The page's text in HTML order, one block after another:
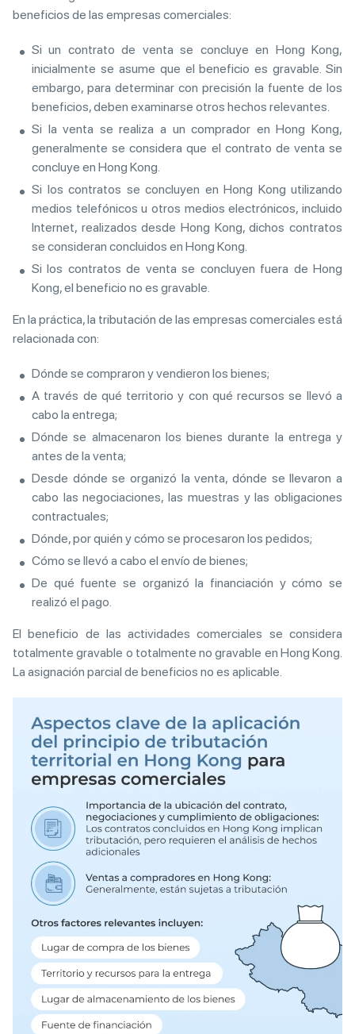
beneficios de las empresas comerciales:
Si un contrato de venta se concluye en Hong Kong,
inicialmente se asume que el beneficio es gravable. Sin
embargo, para determinar con precisión la fuente de los
beneficios, deben examinarse otros hechos relevantes.
Si la venta se realiza a un comprador en Hong Kong,
generalmente se considera que el contrato de venta se
concluye en Hong Kong.
Si los contratos se concluyen en Hong Kong utilizando
medios telefónicos u otros medios electrónicos, incluido
Internet, realizados desde Hong Kong, dichos contratos
se consideran concluidos en Hong Kong.
Si los contratos de venta se concluyen fuera de Hong
Kong, el beneficio no es gravable.
En la práctica, la tributación de las empresas comerciales está
relacionada con:
Dónde se compraron y vendieron los bienes;
A través de qué territorio y con qué recursos se llevó a
cabo la entrega;
Dónde se almacenaron los bienes durante la entrega y
antes de la venta;
Desde dónde se organizó la venta, dónde se llevaron a
cabo las negociaciones, las muestras y las obligaciones
contractuales;
Dónde, por quién y cómo se procesaron los pedidos;
Cómo se llevó a cabo el envío de bienes;
De qué fuente se organizó la financiación y cómo se
realizó el pago.
El beneficio de las actividades comerciales se considera
totalmente gravable o totalmente no gravable en Hong Kong.
La asignación parcial de beneficios no es aplicable.